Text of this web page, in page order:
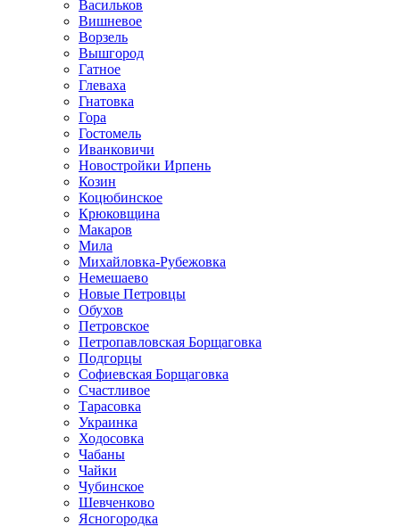
Васильков
Вишневое
Ворзель
Вышгород
Гатное
Глеваха
Гнатовка
Гора
Гостомель
Иванковичи
Новостройки Ирпень
Козин
Коцюбинское
Крюковщина
Макаров
Мила
Михайловка-Рубежовка
Немешаево
Новые Петровцы
Обухов
Петровское
Петропавловская Борщаговка
Подгорцы
Софиевская Борщаговка
Счастливое
Тарасовка
Украинка
Ходосовка
Чабаны
Чайки
Чубинское
Шевченково
Ясногородка